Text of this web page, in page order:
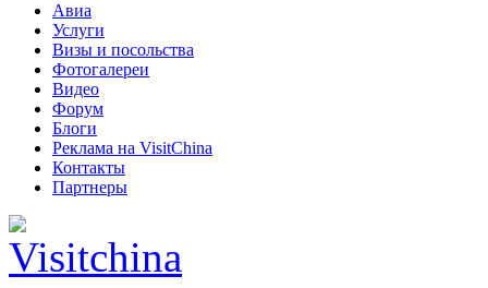
Авиа
Услуги
Визы и посольства
Фотогалереи
Видео
Форум
Блоги
Реклама на VisitChina
Контакты
Партнеры